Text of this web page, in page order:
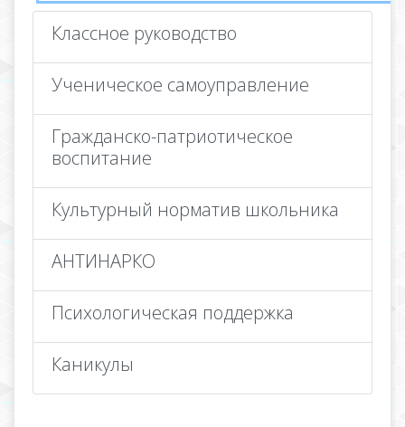
Классное руководство
Ученическое самоуправление
Гражданско-патриотическое
воспитание
Культурный норматив школьника
АНТИНАРКО
Психологическая поддержка
Каникулы